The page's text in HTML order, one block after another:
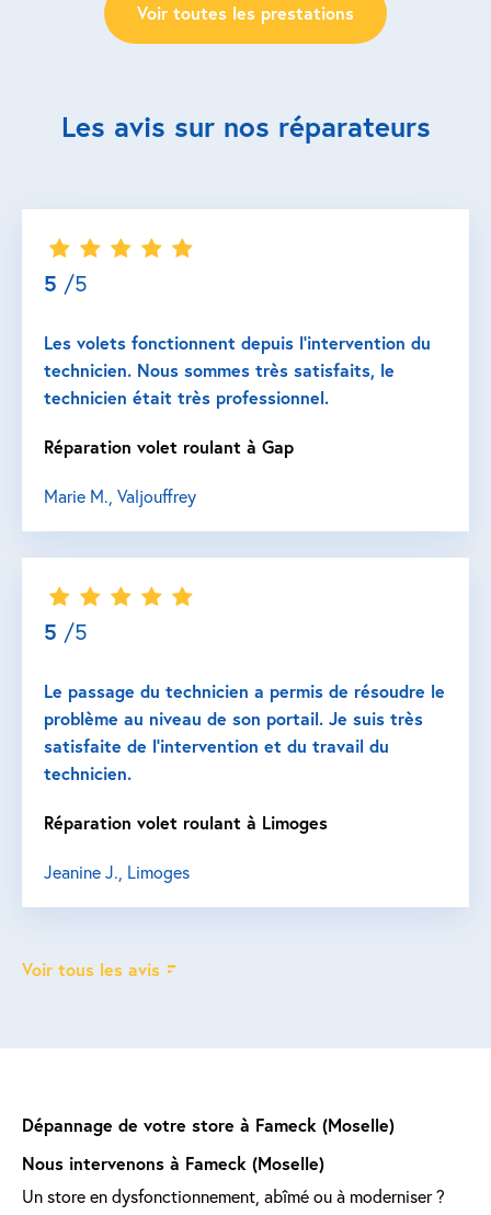
Dépannage de votre store à Fameck (Moselle)
Nous intervenons à Fameck (Moselle)
Un store en dysfonctionnement, abîmé ou à moderniser ?
Voir toutes les prestations
Les avis sur nos réparateurs
5 /5
Les volets fonctionnent depuis l’intervention du
technicien. Nous sommes très satisfaits, le
technicien était très professionnel.
Réparation volet roulant à Gap
Marie M., Valjouffrey
5 /5
Le passage du technicien a permis de résoudre le
problème au niveau de son portail. Je suis très
satisfaite de l’intervention et du travail du
technicien.
Réparation volet roulant à Limoges
Jeanine J., Limoges
Voir tous les avis